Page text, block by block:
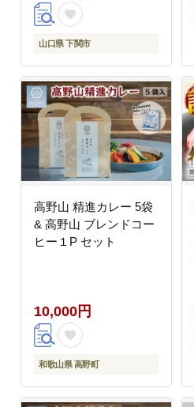
山口県 下関市
高野山 精進カレー 5袋
& 高野山 ブレンドコー
ヒー１P セット
10,000円
和歌山県 高野町